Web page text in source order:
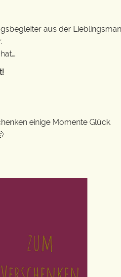
aus der
einige Momente Glück.